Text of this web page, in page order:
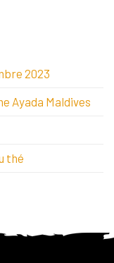
2023
Ayada Maldives
thé